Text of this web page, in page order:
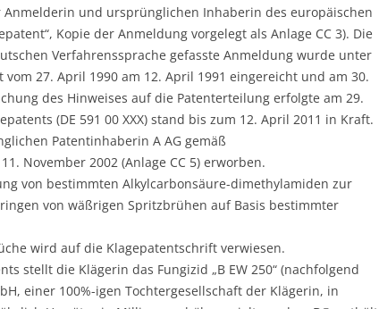
Anmelderin und ursprünglichen Inhaberin des europäischen
Kopie der Anmeldung vorgelegt als Anlage CC 3). Die
Verfahrenssprache gefasste Anmeldung wurde unter
27. April 1990 am 12. April 1991 eingereicht und am 30.
des Hinweises auf die Patenterteilung erfolgte am 29.
(DE 591 00 XXX) stand bis zum 12. April 2011 in Kraft.
Patentinhaberin A AG gemäß
November 2002 (Anlage CC 5) erworben.
von bestimmten Alkylcarbonsäure-dimethylamiden zur
von wäßrigen Spritzbrühen auf Basis bestimmter
wird auf die Klagepatentschrift verwiesen.
stellt die Klägerin das Fungizid „B EW 250“ (nachfolgend
einer 100%-igen Tochtergesellschaft der Klägerin, in